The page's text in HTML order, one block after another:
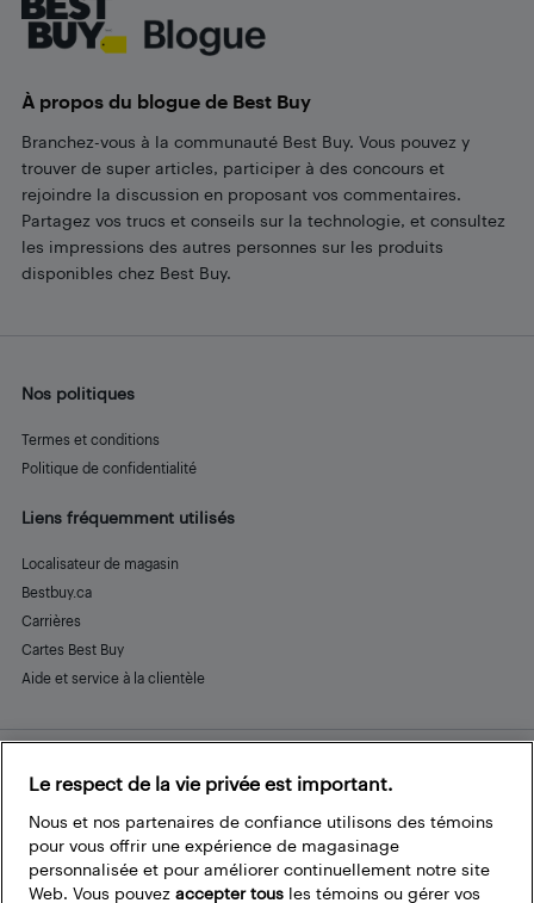
À propos du blogue de Best Buy
Branchez-vous à la communauté Best Buy. Vous pouvez y
trouver de super articles, participer à des concours et
rejoindre la discussion en proposant vos commentaires.
Partagez vos trucs et conseils sur la technologie, et consultez
les impressions des autres personnes sur les produits
disponibles chez Best Buy.
Nos politiques
Termes et conditions
Politique de confidentialité
Liens fréquemment utilisés
Localisateur de magasin
Bestbuy.ca
Carrières
Cartes Best Buy
Aide et service à la clientèle
Restez connecté
FacebookInstagram
PinterestLinkedInYouTube
Le respect de la vie privée est important.
Nous et nos partenaires de confiance utilisons des témoins
pour vous offrir une expérience de magasinage
personnalisée et pour améliorer continuellement notre site
Web. Vous pouvez accepter tous les témoins ou gérer vos